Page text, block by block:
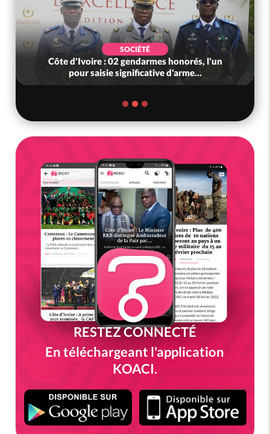
SOCIÉTÉ
Côte d'Ivoire : 02 gendarmes honorés, l'un
pour saisie significative d'arme...
RESTEZ CONNECTÉ
En téléchargeant l'application
KOACI.